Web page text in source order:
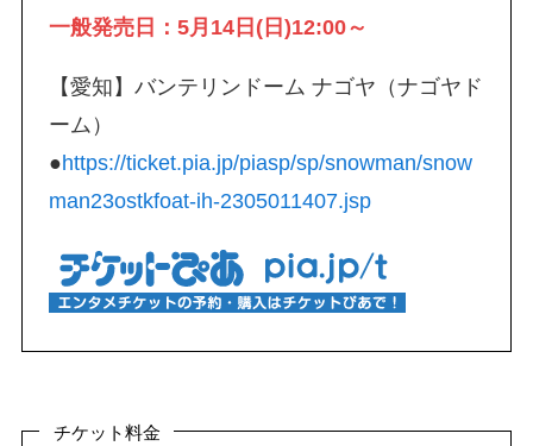
一般発売日：5月14日(日)12:00～
【愛知】バンテリンドーム ナゴヤ（ナゴヤド
ーム）
●https://ticket.pia.jp/piasp/sp/snowman/snow
man23ostkfoat-ih-2305011407.jsp
チケット料金